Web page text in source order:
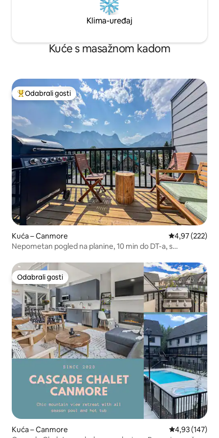
Klima-uređaj
Kuće s masažnom kadom
Među najviše rangiranima s oznakom „Odabrali gosti”
Odabrali gosti
Kuća – Canmore Prosječna
4,97 (222)
Nepometan pogled na planine, 10 min do DT-a, s
Odabrali gosti
Odabrali gosti
Kuća – Canmore Prosječna
4,93 (147)